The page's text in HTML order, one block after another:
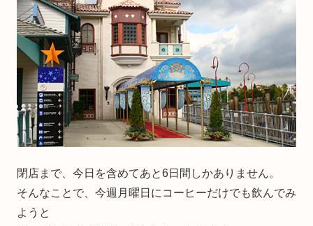
閉店まで、今日を含めてあと6日間しかありません。
そんなことで、今週月曜日にコーヒーだけでも飲んでみ
ようと